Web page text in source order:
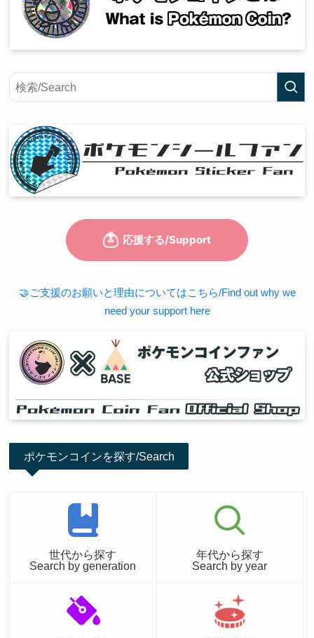
🤝ご支援のお願いと理由についてはこちら/Find out why we
need your support here
ポケモンコインを探す/Search
世代から探す
Search by generation
年代から探す
Search by year